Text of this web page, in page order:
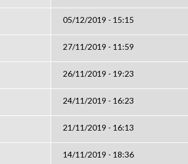
05/12/2019 - 15:15
27/11/2019 - 11:59
26/11/2019 - 19:23
24/11/2019 - 16:23
21/11/2019 - 16:13
14/11/2019 - 18:36